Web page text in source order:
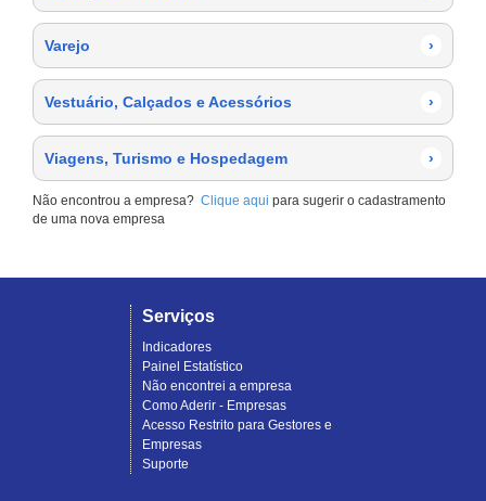
Varejo ›
Vestuário, Calçados e Acessórios ›
Viagens, Turismo e Hospedagem ›
Não encontrou a empresa? Clique aqui para sugerir o cadastramento
de uma nova empresa
Serviços
Indicadores
Painel Estatístico
Não encontrei a empresa
Como Aderir - Empresas
Acesso Restrito para Gestores e
Empresas
Suporte